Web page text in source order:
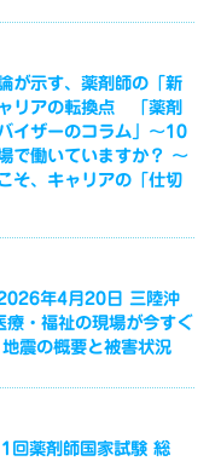
が示す、薬剤師の「新
リアの転換点 「薬剤
イザーのコラム」～10
で働いていますか？ ～
そ、キャリアの「仕切
2026年4月20日 三陸沖
・福祉の現場が今すぐ
震の概要と被害状況
回薬剤師国家試験 総